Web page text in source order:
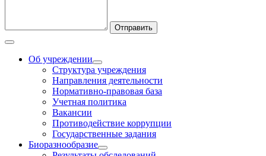
Отправить
Об учреждении
Структура учреждения
Направления деятельности
Нормативно-правовая база
Учетная политика
Вакансии
Противодействие коррупции
Государственные задания
Биоразнообразие